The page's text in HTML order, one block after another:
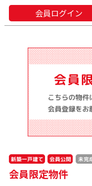
会員ログイン
新築一戸建て 会員公開 未完
会員限定物件